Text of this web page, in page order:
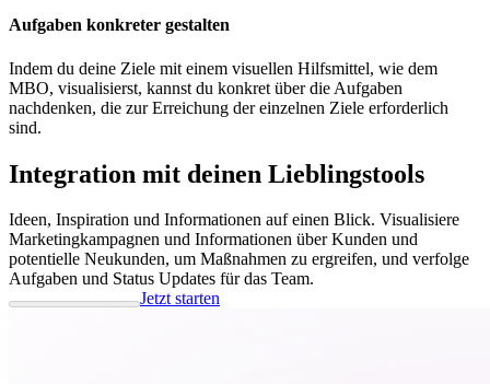
Aufgaben konkreter gestalten
Indem du deine Ziele mit einem visuellen Hilfsmittel, wie dem
MBO, visualisierst, kannst du konkret über die Aufgaben
nachdenken, die zur Erreichung der einzelnen Ziele erforderlich
sind.
Integration mit deinen Lieblingstools
Ideen, Inspiration und Informationen auf einen Blick. Visualisiere
Marketingkampagnen und Informationen über Kunden und
potentielle Neukunden, um Maßnahmen zu ergreifen, und verfolge
Aufgaben und Status Updates für das Team.
Jetzt starten